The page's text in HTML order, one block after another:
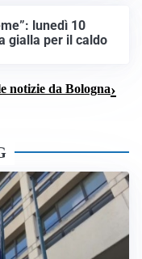
lunedì 10
gialla per il caldo
notizie da Bologna